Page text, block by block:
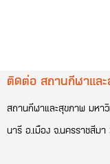
ติดต่อ สถานกีฬาแล
สถานกีฬาและสุขภาพ มหา
นารี อ.เมือง จ.นครราชสีม